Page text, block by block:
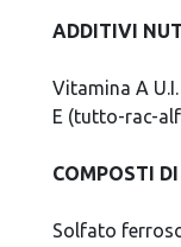
ADDITIVI
Vitamina A
E (tutto-rac-
COMPOSTI
Solfato